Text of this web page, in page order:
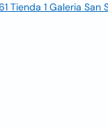
Tienda 1 Galeria